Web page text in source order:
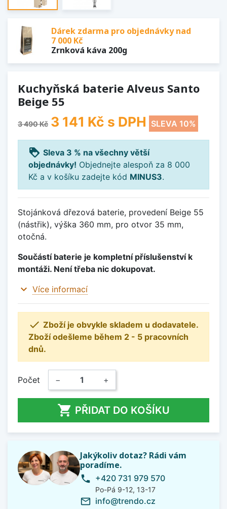
Dárek zdarma pro objednávky nad
7 000 Kč
Zrnková káva 200g
Kuchyňská baterie Alveus Santo
Beige 55
3 490 Kč 3 141 Kč s DPH SLEVA 10%
loyalty Sleva 3 % na všechny větší
objednávky! Objednejte alespoň za 8 000
Kč a v košíku zadejte kód MINUS3.
Stojánková dřezová baterie, provedení Beige 55
(nástřik), výška 360 mm, pro otvor 35 mm,
otočná.
Součástí baterie je kompletní příslušenství k
montáži. Není třeba nic dokupovat.
expand_more Více informací
 Zboží je obvykle skladem u dodavatele.
Zboží odešleme během 2 - 5 pracovních
dnů.
Počet − +
 PŘIDAT DO KOŠÍKU
Jakýkoliv dotaz? Rádi vám
poradíme.
phone +420 731 979 570
Po-Pá 9-12, 13-17
mail_outline info@trendo.cz